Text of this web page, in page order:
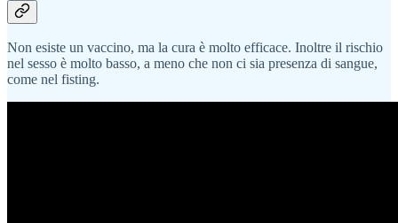
Non esiste un vaccino, ma la cura è molto efficace. Inoltre il rischio
nel sesso è molto basso, a meno che non ci sia presenza di sangue,
come nel fisting.